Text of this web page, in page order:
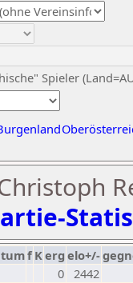
Spieler
f Kerg elo+/-
0 2442